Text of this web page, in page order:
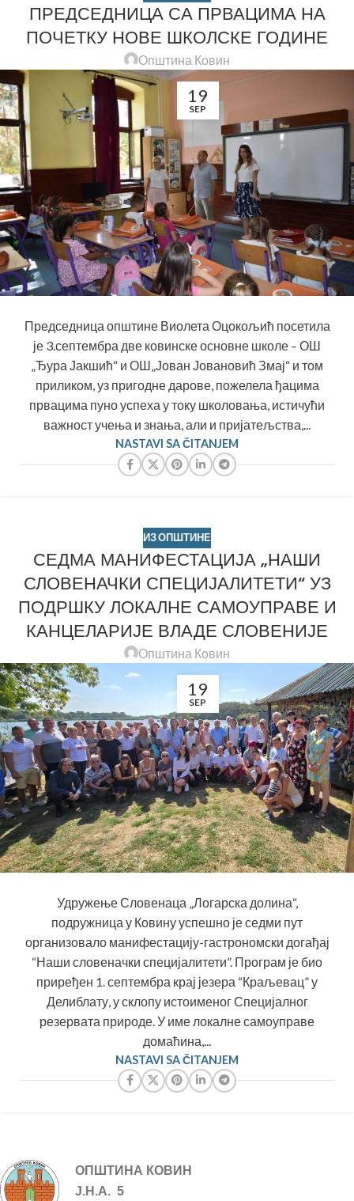
ПРЕДСЕДНИЦА СА ПРВАЦИМА НА
ПОЧЕТКУ НОВЕ ШКОЛСКЕ ГОДИНЕ
Општина Ковин
19
SEP
Председница општине Виолета Оцокољић посетила
је 3.септембра две ковинске основне школе – ОШ
„Ђура Јакшић“ и ОШ„Јован Јовановић Змај“ и том
приликом, уз пригодне дарове, пожелела ђацима
првацима пуно успеха у току школовања, истичући
важност учења и знања, али и пријатељства,...
NASTAVI SA ČITANJEM
ИЗ ОПШТИНЕ
СЕДМА МАНИФЕСТАЦИЈА „НАШИ
СЛОВЕНАЧКИ СПЕЦИЈАЛИТЕТИ“ УЗ
ПОДРШКУ ЛОКАЛНЕ САМОУПРАВЕ И
КАНЦЕЛАРИЈЕ ВЛАДЕ СЛОВЕНИЈЕ
Општина Ковин
19
SEP
Удружење Словенаца „Логарска долина“,
подружница у Ковину успешно је седми пут
организовало манифестацију-гастрономски догађај
“Наши словеначки специјалитети”. Програм је био
приређен 1. септембра крај језера “Краљевац” у
Делиблату, у склопу истоименог Специјалног
резервата природе. У име локалне самоуправе
домаћина,...
NASTAVI SA ČITANJEM
ОПШТИНА КОВИН
Ј.Н.А. 5